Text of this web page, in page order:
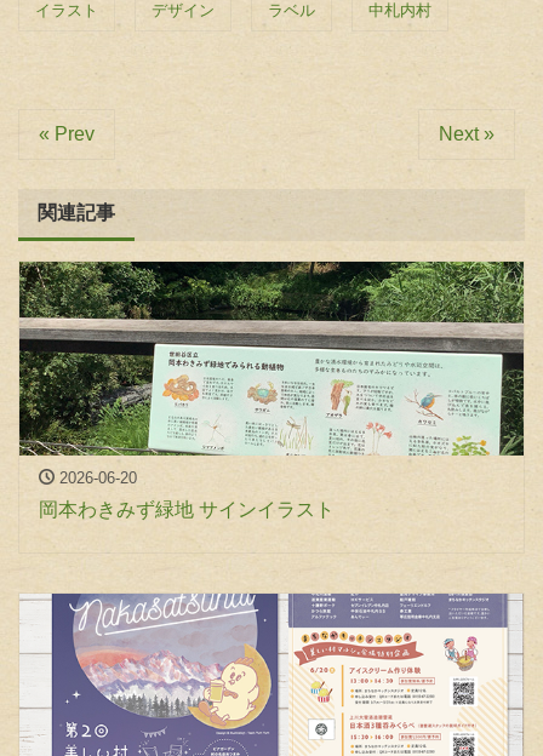
イラスト
デザイン ラベル 中札内村
« Prev Next »
関連記事
2026-06-20
岡本わきみず緑地 サインイラスト